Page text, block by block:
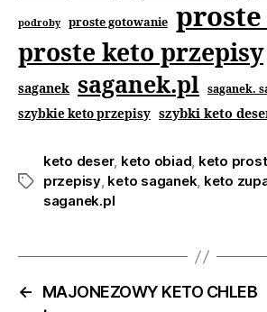
podroby proste gotowanie
proste keto przepisy
saganek saganek.pl saganek.
szybkie keto przepisy szybki keto
keto deser, keto obiad, keto
przepisy, keto saganek, keto
saganek.pl
←
MAJONEZOWY KETO CHLEB